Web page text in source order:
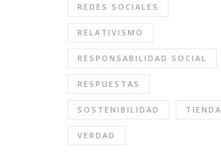
REDES SOCIALES
RELATIVISMO
RESPONSABILIDAD SOCIAL
RESPUESTAS
SOSTENIBILIDAD TIENDA
VERDAD